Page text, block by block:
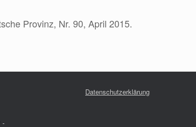
Provinz, Nr. 90, April 2015.
Datenschutzerklärung